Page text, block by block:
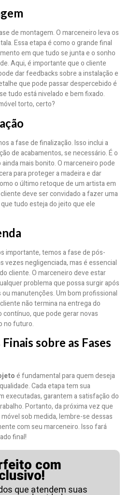
de montagem. O marceneiro leva os
Essa etapa é como o grande final
em que tudo se junta e o sonho
Aqui, é importante que o cliente
dar feedbacks sobre a instalação e
que pode passar despercebido é
tudo está nivelado e bem fixado.
torto, certo?
a fase de finalização. Isso inclui a
de acabamentos, se necessário. É o
mais bonito. O marceneiro pode
para proteger a madeira e dar
o último retoque de um artista em
deve ser convidado a fazer uma
tudo esteja do jeito que ele
importante, temos a fase de pós-
vezes negligenciada, mas é essencial
cliente. O marceneiro deve estar
problema que possa surgir após
manutenções. Um bom profissional
não termina na entrega do
contínuo, que pode gerar novas
no futuro.
sobre as Fases
é fundamental para quem deseja
Cada etapa tem sua
executadas, garantem a satisfação do
Portanto, da próxima vez que
sob medida, lembre-se dessas
com seu marceneiro. Isso fará
final!
com
que atendem suas